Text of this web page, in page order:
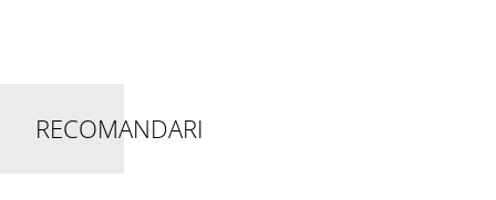
RECOMANDARI